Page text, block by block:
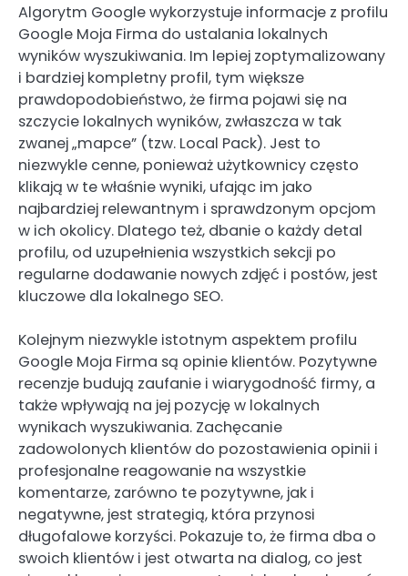
Algorytm Google wykorzystuje informacje z profilu
Google Moja Firma do ustalania lokalnych
wyników wyszukiwania. Im lepiej zoptymalizowany
i bardziej kompletny profil, tym większe
prawdopodobieństwo, że firma pojawi się na
szczycie lokalnych wyników, zwłaszcza w tak
zwanej „mapce” (tzw. Local Pack). Jest to
niezwykle cenne, ponieważ użytkownicy często
klikają w te właśnie wyniki, ufając im jako
najbardziej relewantnym i sprawdzonym opcjom
w ich okolicy. Dlatego też, dbanie o każdy detal
profilu, od uzupełnienia wszystkich sekcji po
regularne dodawanie nowych zdjęć i postów, jest
kluczowe dla lokalnego SEO.
Kolejnym niezwykle istotnym aspektem profilu
Google Moja Firma są opinie klientów. Pozytywne
recenzje budują zaufanie i wiarygodność firmy, a
także wpływają na jej pozycję w lokalnych
wynikach wyszukiwania. Zachęcanie
zadowolonych klientów do pozostawienia opinii i
profesjonalne reagowanie na wszystkie
komentarze, zarówno te pozytywne, jak i
negatywne, jest strategią, która przynosi
długofalowe korzyści. Pokazuje to, że firma dba o
swoich klientów i jest otwarta na dialog, co jest